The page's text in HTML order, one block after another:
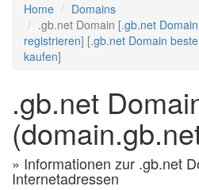
Home
Domains
.gb.net Domain [.gb.net
registrieren] [.gb.net Domain
kaufen]
.gb.net
» Informationen zur .gb.net
Internetadressen